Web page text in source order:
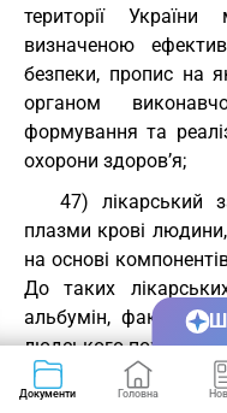
території
визначеною
безпеки, пропис на
органом
формування та
охорони здоров’я;
47) лікарський
плазми крові
на основі
До таких
альбумін, фактори
людського
48)
Документи Головна